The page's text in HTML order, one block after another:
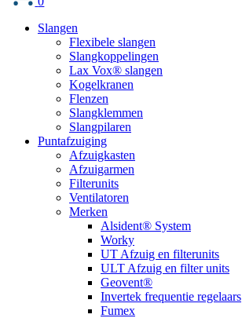
Slangen
Flexibele slangen
Slangkoppelingen
Lax Vox® slangen
Kogelkranen
Flenzen
Slangklemmen
Slangpilaren
Puntafzuiging
Afzuigkasten
Afzuigarmen
Filterunits
Ventilatoren
Merken
Alsident® System
Worky
UT Afzuig en filterunits
ULT Afzuig en filter units
Geovent®
Invertek frequentie regelaars
Fumex